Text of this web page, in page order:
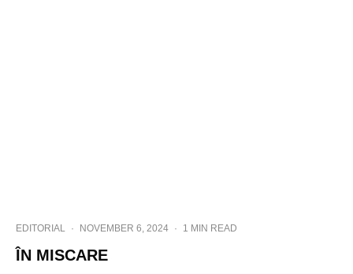
EDITORIAL · NOVEMBER 6, 2024 · 1 MIN READ
ÎN MISCARE